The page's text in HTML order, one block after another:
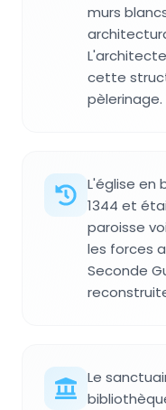
murs
cette
pèlerinage.
L'église en
1344 et
paroisse
les forces
Seconde
Le